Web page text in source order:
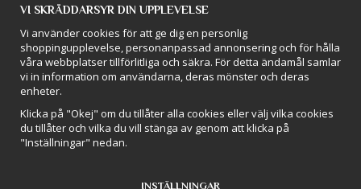
Följ oss på Facebook!
Följ oss på Instagram!
BETALSÄTT
Hos Kryddlandet handlar du tryggt & säkert - och betalar enkelt med
kort, Klarna eller swish!
VI SKRÄDDARSYR DIN UPPLEVELSE
Vi använder cookies för att ge dig en personlig
shoppingupplevelse, personanpassad annonsering och för hålla
våra webbplatser tillförlitliga och säkra. För detta ändamål samlar
vi in information om användarna, deras mönster och deras
enheter.
Klicka på "Okej" om du tillåter alla cookies eller välj vilka cookies
du tillåter och vilka du vill stänga av genom att klicka på
"Inställningar" nedan.
INSTÄLLNINGAR